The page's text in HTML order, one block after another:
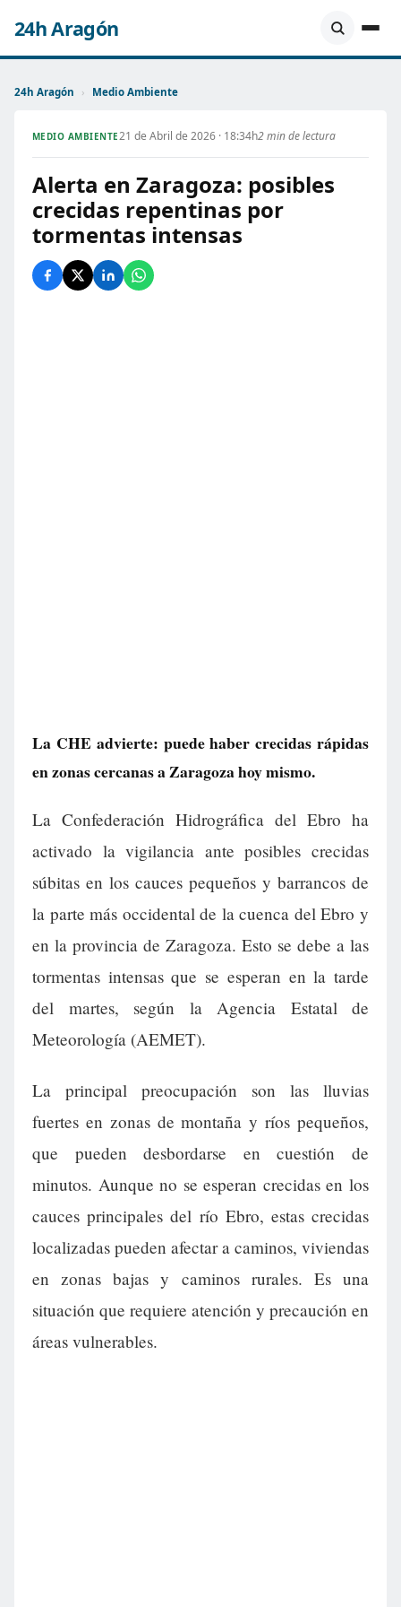
24h Aragón
24h Aragón › Medio Ambiente
MEDIO AMBIENTE21 de Abril de 2026 · 18:34h2 min de lectura
Alerta en Zaragoza: posibles
crecidas repentinas por
tormentas intensas
La CHE advierte: puede haber crecidas rápidas
en zonas cercanas a Zaragoza hoy mismo.
La Confederación Hidrográfica del Ebro ha
activado la vigilancia ante posibles crecidas
súbitas en los cauces pequeños y barrancos de
la parte más occidental de la cuenca del Ebro y
en la provincia de Zaragoza. Esto se debe a las
tormentas intensas que se esperan en la tarde
del martes, según la Agencia Estatal de
Meteorología (AEMET).
La principal preocupación son las lluvias
fuertes en zonas de montaña y ríos pequeños,
que pueden desbordarse en cuestión de
minutos. Aunque no se esperan crecidas en los
cauces principales del río Ebro, estas crecidas
localizadas pueden afectar a caminos, viviendas
en zonas bajas y caminos rurales. Es una
situación que requiere atención y precaución en
áreas vulnerables.